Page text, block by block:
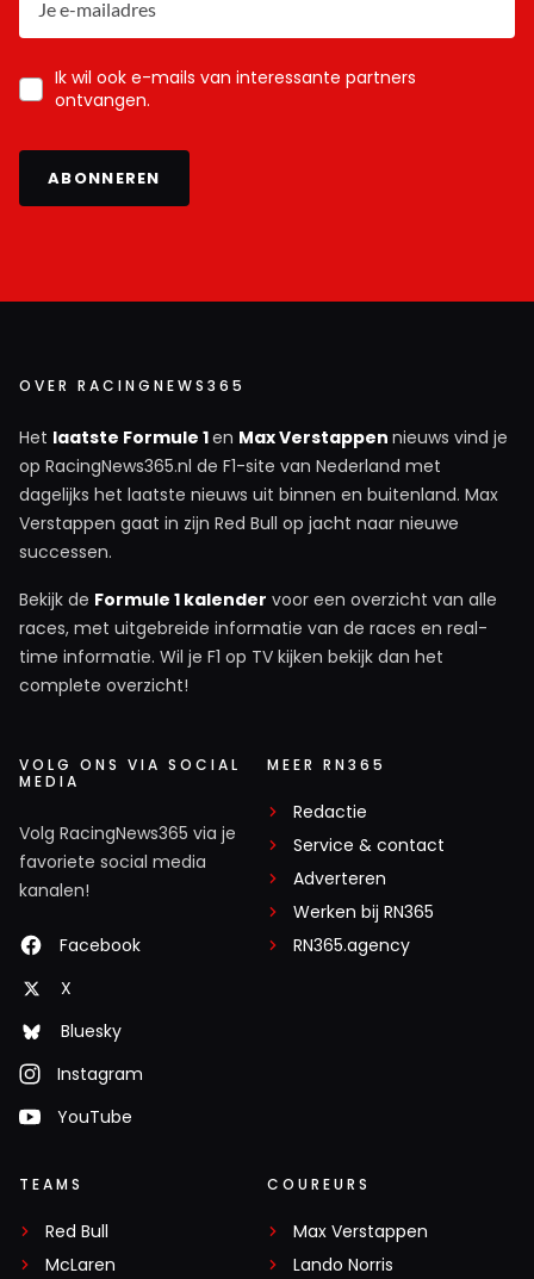
Ik wil ook e-mails van interessante partners
ontvangen.
ABONNEREN
OVER RACINGNEWS365
Het laatste Formule 1en Max Verstappen nieuws vind je
op RacingNews365.nl de F1-site van Nederland met
dagelijks het laatste nieuws uit binnen en buitenland. Max
Verstappen gaat in zijn Red Bull op jacht naar nieuwe
successen.
Bekijk de Formule 1 kalender voor een overzicht van alle
races, met uitgebreide informatie van de races en real-
time informatie. Wil je F1 op TV kijken bekijk dan het
complete overzicht!
VOLG ONS VIA SOCIAL
MEDIA
Volg RacingNews365 via je
favoriete social media
kanalen!
Facebook
X
Bluesky
Instagram
YouTube
MEER RN365
Redactie
Service & contact
Adverteren
Werken bij RN365
RN365.agency
TEAMS
Red Bull
McLaren
COUREURS
Max Verstappen
Lando Norris